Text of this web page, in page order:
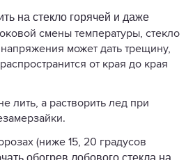
на стекло горячей и даже
смены температуры, стекло
может дать трещину,
от края до края
лить, а растворить лед при
(ниже 15, 20 градусов